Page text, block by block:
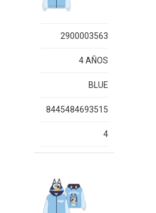
2900003563
4 AÑOS
BLUE
8445484693515
4